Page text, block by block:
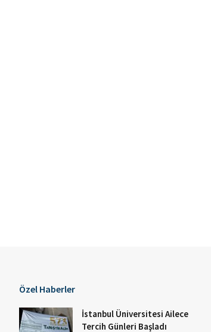
Özel Haberler
İstanbul Üniversitesi Ailece
Tercih Günleri Başladı